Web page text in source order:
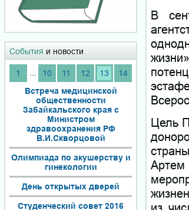
События и новости
1 ... 10 11 12 13
14
Встреча медицинской
общественности
Забайкальского края с
Министром
здравоохранения РФ
В.И.Скворцовой
Олимпиада по акушерству и
гинекологии
День открытых дверей
Студенческий совет 2016
В
Цель
Артем
из